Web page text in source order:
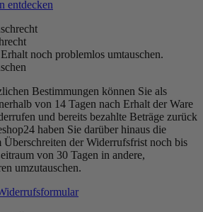
entdecken
noch problemlos umtauschen.
Bestimmungen können Sie als
von 14 Tagen nach Erhalt der Ware
und bereits bezahlte Beträge zurück
haben Sie darüber hinaus die
der Widerrufsfrist noch bis
von 30 Tagen in andere,
umzutauschen.